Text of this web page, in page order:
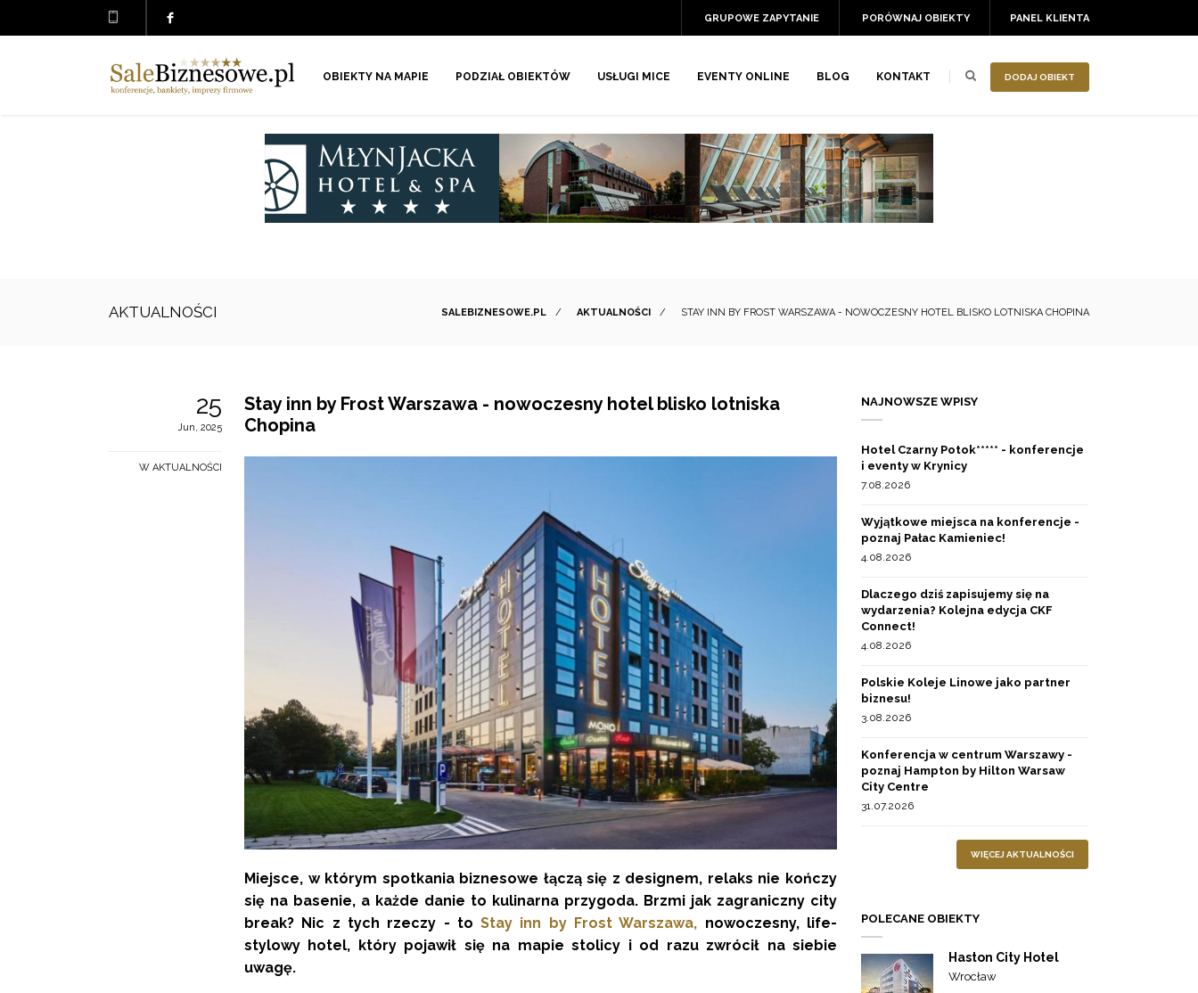
PANEL KLIENTA
PORÓWNAJ OBIEKTY
GRUPOWE ZAPYTANIE
DODAJ OBIEKT
OBIEKTY NA MAPIE PODZIAŁ OBIEKTÓW USŁUGI MICE EVENTY ONLINE BLOG KONTAKT
AKTUALNOŚCI SALEBIZNESOWE.PL / AKTUALNOŚCI / STAY INN BY FROST WARSZAWA - NOWOCZESNY HOTEL BLISKO LOTNISKA CHOPINA
25
Jun, 2025
W AKTUALNOŚCI
Stay inn by Frost Warszawa - nowoczesny hotel blisko lotniska
Chopina
Miejsce, w którym spotkania biznesowe łączą się z designem, relaks nie kończy
się na basenie, a każde danie to kulinarna przygoda. Brzmi jak zagraniczny city
break? Nic z tych rzeczy - toStay inn by Frost Warszawa, nowoczesny, life-
stylowy hotel, który pojawił się na mapie stolicy i od razu zwrócił na siebie
uwagę.
NAJNOWSZE WPISY
Hotel Czarny Potok***** - konferencje
i eventy w Krynicy
7.08.2026
Wyjątkowe miejsca na konferencje -
poznaj Pałac Kamieniec!
4.08.2026
Dlaczego dziś zapisujemy się na
wydarzenia? Kolejna edycja CKF
Connect!
4.08.2026
Polskie Koleje Linowe jako partner
biznesu!
3.08.2026
Konferencja w centrum Warszawy -
poznaj Hampton by Hilton Warsaw
City Centre
31.07.2026
WIĘCEJ AKTUALNOŚCI
POLECANE OBIEKTY
Haston City Hotel
Wrocław